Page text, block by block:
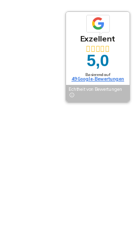
Exzellent
5,0
Basierend auf
49 Google-Bewertungen
Echtheit von Bewertungen